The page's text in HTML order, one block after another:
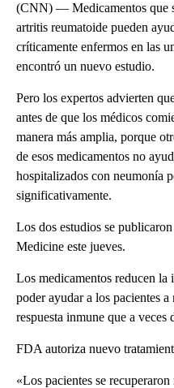
(CNN) — Medicamentos que
artritis reumatoide pueden
críticamente enfermos en las
encontró un nuevo estudio.
Pero los expertos advierten
antes de que los médicos
manera más amplia, porque
de esos medicamentos no
hospitalizados con neumonía
significativamente.
Los dos estudios se
Medicine este jueves.
Los medicamentos reducen la
poder ayudar a los pacientes
respuesta inmune que a veces
FDA autoriza nuevo
«Los pacientes se recuperaron